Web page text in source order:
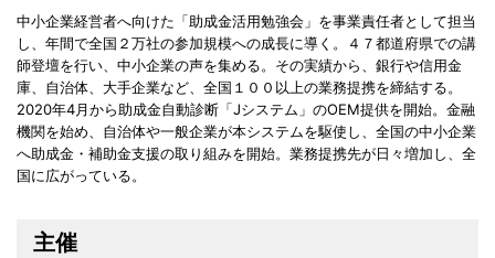
中小企業経営者へ向けた「助成金活用勉強会」を事業責任者として担当
し、年間で全国２万社の参加規模への成長に導く。４７都道府県での講
師登壇を行い、中小企業の声を集める。その実績から、銀行や信用金
庫、自治体、大手企業など、全国１００以上の業務提携を締結する。
2020年4月から助成金自動診断「Jシステム」のOEM提供を開始。金融
機関を始め、自治体や一般企業が本システムを駆使し、全国の中小企業
へ助成金・補助金支援の取り組みを開始。業務提携先が日々増加し、全
国に広がっている。
主催